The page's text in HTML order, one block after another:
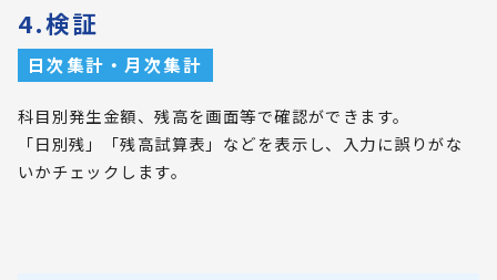
4.検証
日次集計・月次集計
科目別発生金額、残高を画面等で確認ができます。
「日別残」「残高試算表」などを表示し、入力に誤りがな
いかチェックします。